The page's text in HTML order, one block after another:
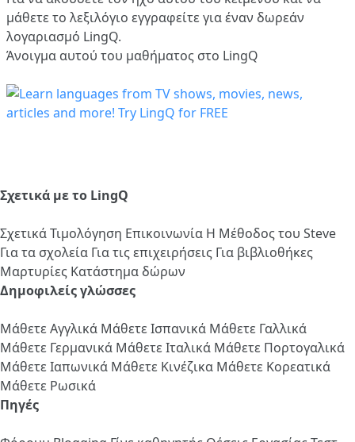
μάθετε το λεξιλόγιο εγγραφείτε για έναν δωρεάν
λογαριασμό LingQ.
Άνοιγμα αυτού του μαθήματος στο LingQ
Σχετικά με το LingQ
ΣχετικάΤιμολόγηση Επικοινωνία Η Μέθοδος του Steve
Για τα σχολεία Για τις επιχειρήσεις Για βιβλιοθήκες
Μαρτυρίες Κατάστημα δώρων
Δημοφιλείς γλώσσες
Μάθετε Αγγλικά Μάθετε Ισπανικά Μάθετε Γαλλικά
Μάθετε Γερμανικά Μάθετε Ιταλικά Μάθετε Πορτογαλικά
Μάθετε Ιαπωνικά Μάθετε Κινέζικα Μάθετε Κορεατικά
Μάθετε Ρωσικά
Πηγές